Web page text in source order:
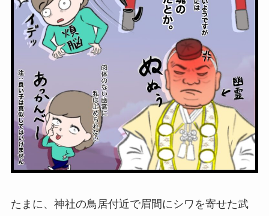
たまに、神社の鳥居付近で眉間にシワを寄せた武